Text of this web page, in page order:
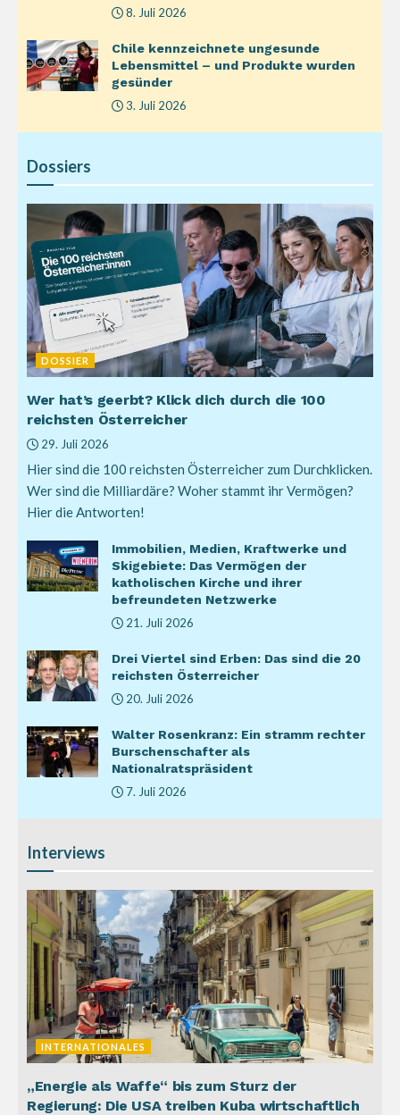
8. Juli 2026
Chile kennzeichnete ungesunde
Lebensmittel – und Produkte wurden
gesünder
3. Juli 2026
Dossiers
DOSSIER
Wer hat’s geerbt? Klick dich durch die 100
reichsten Österreicher
29. Juli 2026
Hier sind die 100 reichsten Österreicher zum Durchklicken.
Wer sind die Milliardäre? Woher stammt ihr Vermögen?
Hier die Antworten!
Immobilien, Medien, Kraftwerke und
Skigebiete: Das Vermögen der
katholischen Kirche und ihrer
befreundeten Netzwerke
21. Juli 2026
Drei Viertel sind Erben: Das sind die 20
reichsten Österreicher
20. Juli 2026
Walter Rosenkranz: Ein stramm rechter
Burschenschafter als
Nationalratspräsident
7. Juli 2026
Interviews
INTERNATIONALES
„Energie als Waffe“ bis zum Sturz der
Regierung: Die USA treiben Kuba wirtschaftlich